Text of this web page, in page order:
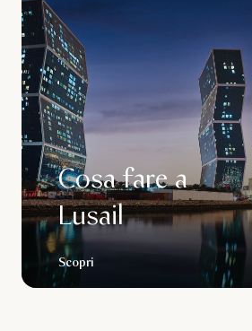
Cosa fare a
Lusail
Scopri